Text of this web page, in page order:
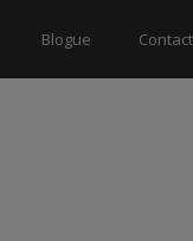
Blogue Contact